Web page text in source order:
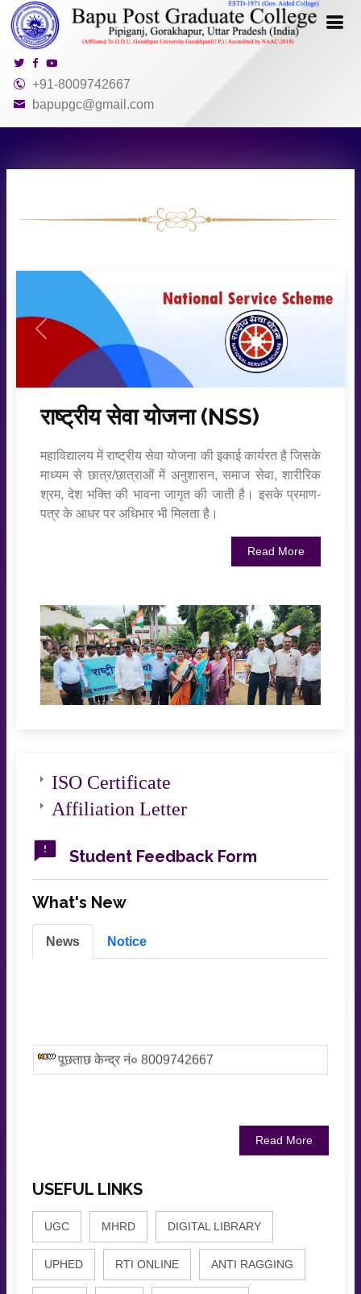
+91-8009742667
bapupgc@gmail.com
Previous
राष्ट्रीय सेवा योजना (NSS)
महाविद्यालय में राष्ट्रीय सेवा योजना की इकाई कार्यरत है जिसके
माध्यम से छात्र/छात्राओं में अनुशासन, समाज सेवा, शारीरिक
श्रम, देश भक्ति की भावना जागृत की जाती है। इसके प्रमाण-
पत्र के आधर पर अधिभार भी मिलता है।
Read More
ISO Certificate
Affiliation Letter
Student Feedback Form
What's New
News Notice
पूछताछ केन्द्र नं० 8009742667
Read More
USEFUL LINKS
UGC MHRD DIGITAL LIBRARY
UPHED RTI ONLINE ANTI RAGGING